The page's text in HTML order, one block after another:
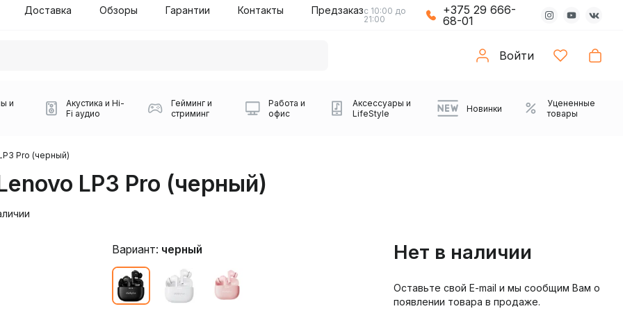
2-й этаж, 10
Доставка Обзоры Гарантии Контакты Предзаказс 10:00 до
21:00
+375 29 666-
68-01
Войти
Игровые наушники Беспроводные колонки Плееры Аудиоинтерфейсы
и
Микрофоны BOYA Наборы
Виниловые
проигрыватели
Звуковые карты
Акустика и Hi-
Fi аудио
Портативные колонки Ресиверы Partybox
Саундбары
Гейминг и
стриминг
Игровые мыши Logitech Геймпады Компьютерные колонки Веб-камеры
Работа и
офис
Наборы периферии Коврики для мыши Коврики с подсветкой Проекторы
Аксессуары и
LifeStyle
USB Type-C адаптеры Зарядные устройства Транспорт
Новинки
Уцененные
товары
Pro (черный)
LP3 Pro (черный)
Вариант: черный Нет в наличии
Оставьте свой E-mail и мы сообщим Вам о
появлении товара в продаже.